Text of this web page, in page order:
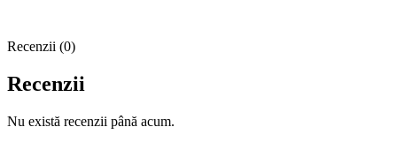
Recenzii (0)
Recenzii
Nu există recenzii până acum.